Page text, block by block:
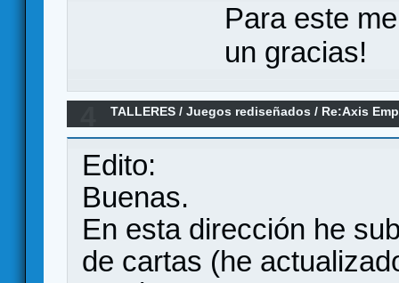
Para este
un gracias!
TALLERES /Juegos rediseñados / Re:Axis
Edito:
Buenas.
En esta dirección he
de cartas (he